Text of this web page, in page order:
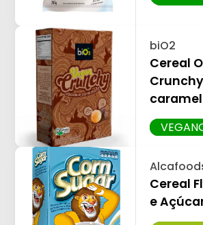
biO2
Cereal
Cereal
e